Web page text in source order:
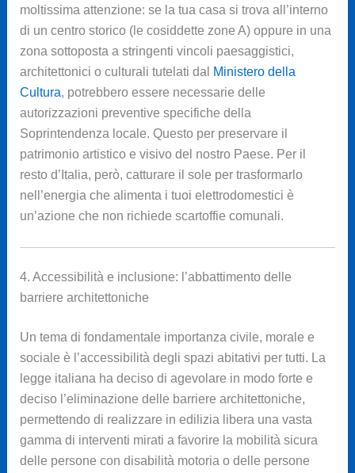
moltissima attenzione: se la tua casa si trova all’interno
di un centro storico (le cosiddette zone A) oppure in una
zona sottoposta a stringenti vincoli paesaggistici,
architettonici o culturali tutelati dal
Ministero della
Cultura, potrebbero essere necessarie delle
autorizzazioni preventive specifiche della
Soprintendenza locale. Questo per preservare il
patrimonio artistico e visivo del nostro Paese. Per il
resto d’Italia, però, catturare il sole per trasformarlo
nell’energia che alimenta i tuoi elettrodomestici è
un’azione che non richiede scartoffie comunali.
4. Accessibilità e inclusione: l’abbattimento delle
barriere architettoniche
Un tema di fondamentale importanza civile, morale e
sociale è l’accessibilità degli spazi abitativi per tutti. La
legge italiana ha deciso di agevolare in modo forte e
deciso l’eliminazione delle barriere architettoniche,
permettendo di realizzare in edilizia libera una vasta
gamma di interventi mirati a favorire la mobilità sicura
delle persone con disabilità motoria o delle persone